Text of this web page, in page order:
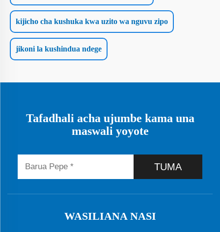
kijicho cha kushuka kwa uzito wa nguvu zipo
jikoni la kushindua ndege
Tafadhali acha ujumbe kama una
maswali yoyote
TUMA
WASILIANA NASI